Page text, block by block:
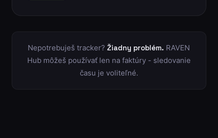
Nepotrebuješ tracker?Žiadny problém. RAVEN
Hub môžeš používať len na faktúry - sledovanie
času je voliteľné.